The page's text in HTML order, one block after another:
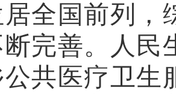
全国前列，
完善。人民
共医疗卫生